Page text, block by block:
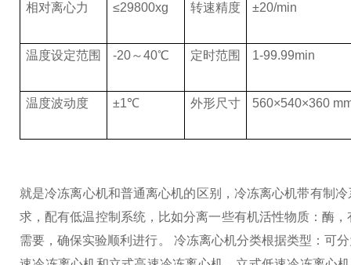
相对离心力 ≤29800xg 转速精度 ±20/min
温度设定范围 -20～40℃ 定时范围 1-99.99min
温度波动度 ±1℃ 外形尺寸 560×540×360
就是冷冻离心机和普通离心机的区别，冷冻离心机带有制
求，配有低温控制系统，比如分离一些有机活性物质：酶
需要，确保实验顺利进行。
冷冻离心机分类根据类型：可